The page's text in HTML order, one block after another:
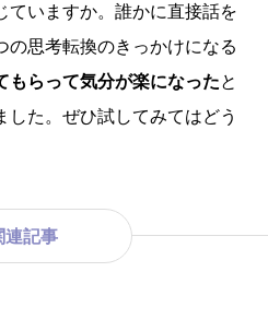
ていますか。誰かに直接話を
の思考転換のきっかけになる
もらって気分が楽になったと
た。ぜひ試してみてはどう
連記事